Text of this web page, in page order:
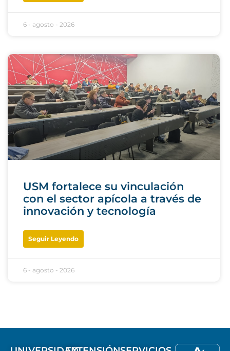
6 - agosto - 2026
USM fortalece su vinculación
con el sector apícola a través de
innovación y tecnología
Seguir Leyendo
6 - agosto - 2026